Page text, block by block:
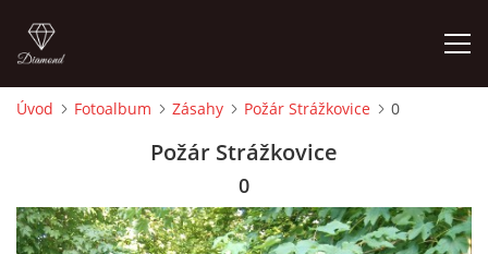
Úvod Fotoalbum Zásahy Požár Strážkovice 0
Požár Strážkovice
0